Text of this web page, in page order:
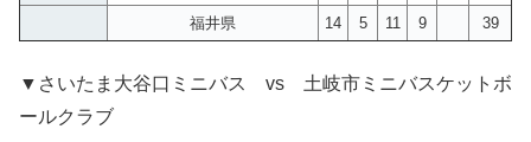
福井県
14 5 11 9 39
▼さいたま大谷口ミニバス vs 土岐市ミニバスケットボ
ールクラブ